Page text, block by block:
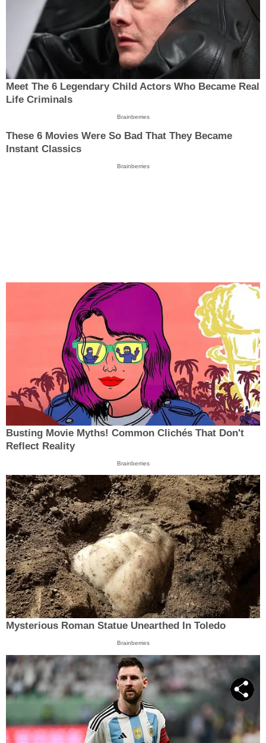
Meet The 6 Legendary Child Actors Who Became Real
Life Criminals
Brainberries
These 6 Movies Were So Bad That They Became
Instant Classics
Brainberries
Busting Movie Myths! Common Clichés That Don't
Reflect Reality
Brainberries
Mysterious Roman Statue Unearthed In Toledo
Brainberries